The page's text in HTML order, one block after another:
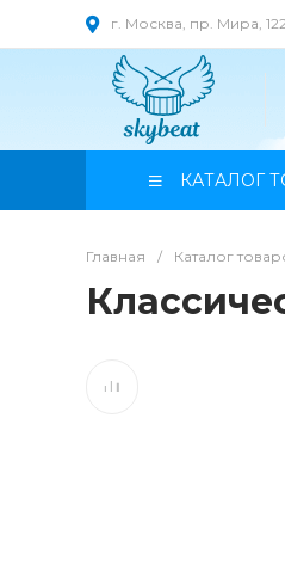
г. Москва, пр. Мира,
КАТАЛОГ
Главная / Каталог